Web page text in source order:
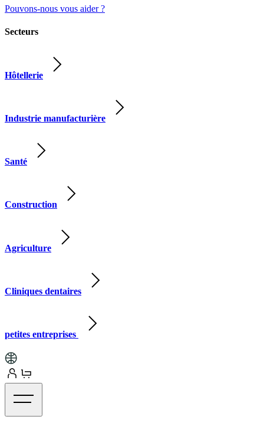
Pouvons-nous vous aider ?
Secteurs
Hôtellerie
Industrie manufacturière
Santé
Construction
Agriculture
Cliniques dentaires
petites entreprises